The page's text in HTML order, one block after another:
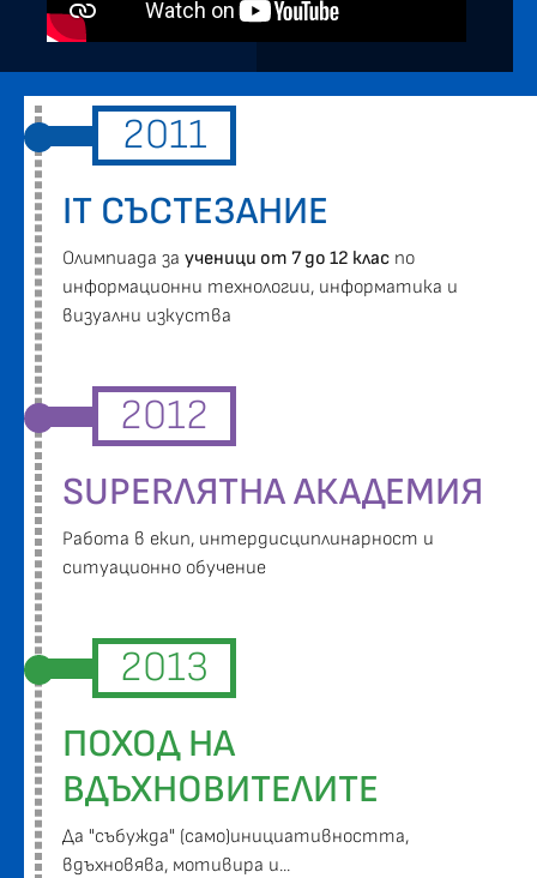
2011
IT СЪСТЕЗАНИЕ
Oлимпиада за ученици от 7 до 12 клас по
информационни технологии, информатика и
визуални изкуства
2012
SUPERЛЯТНА АКАДЕМИЯ
Работа в екип, интердисциплинарност и
ситуационно обучение
2013
ПОХОД НА
ВДЪХНОВИТЕЛИТЕ
Да "събужда" (само)инициативността,
вдъхновява, мотивира и...